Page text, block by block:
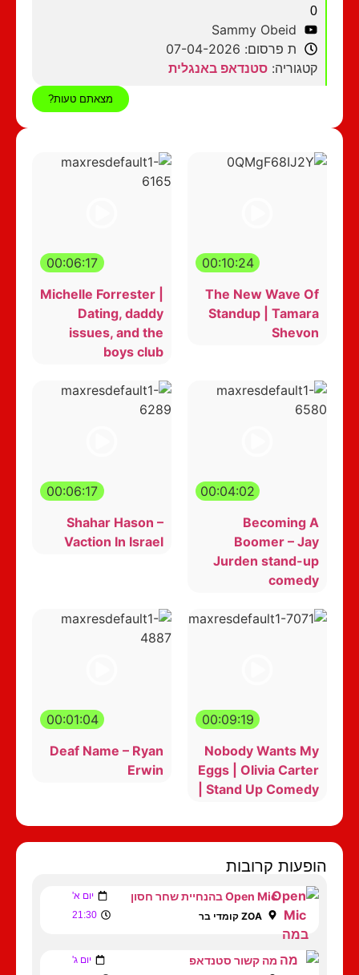
0
Sammy Obeid
ת פרסום: 07-04-2026
קטגוריה: סטנדאפ באנגלית
מצאתם טעות?
00:10:24
The New Wave Of
Standup | Tamara
Shevon
00:06:17
Michelle Forrester |
Dating, daddy
issues, and the
boys club
00:04:02
Becoming A
Boomer – Jay
Jurden stand-up
comedy
00:06:17
Shahar Hason –
Vaction In Israel
00:09:19
Nobody Wants My
Eggs | Olivia Carter
| Stand Up Comedy
00:01:04
Deaf Name – Ryan
Erwin
הופעות קרובות
Open Mic בהנחיית שחר חסון יום א'
ZOA קומדי בר 21:30
מה קשור סטנדאפ יום ג'